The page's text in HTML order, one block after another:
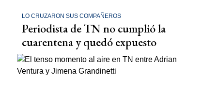
LO CRUZARON SUS COMPAÑEROS
Periodista de TN no cumplió la
cuarentena y quedó expuesto